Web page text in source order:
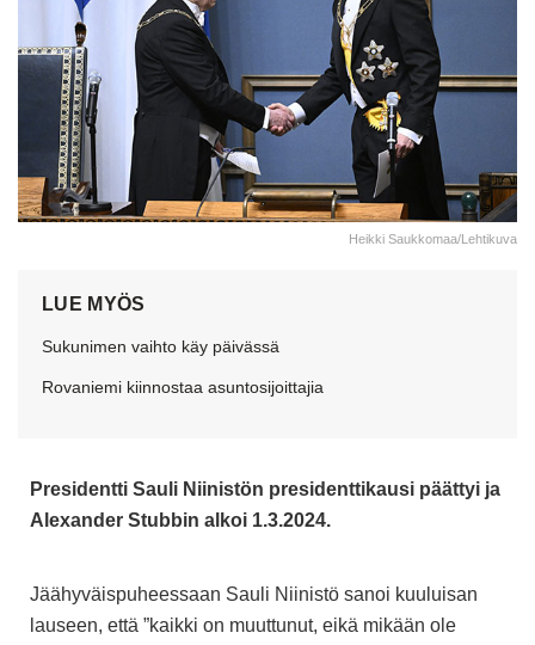
Heikki Saukkomaa/Lehtikuva
LUE MYÖS
Sukunimen vaihto käy päivässä
Rovaniemi kiinnostaa asuntosijoittajia
Presidentti Sauli Niinistön presidenttikausi päättyi ja
Alexander Stubbin alkoi 1.3.2024.
Jäähyväispuheessaan Sauli Niinistö sanoi kuuluisan
lauseen, että ”kaikki on muuttunut, eikä mikään ole